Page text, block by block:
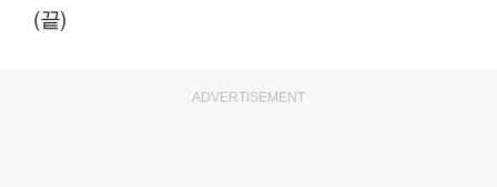
(끝)
ADVERTISEMENT